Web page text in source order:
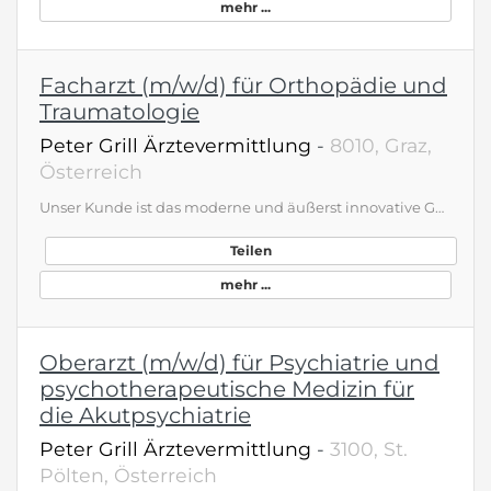
mehr ...
Facharzt (m/w/d) für Orthopädie und
Traumatologie
Peter Grill Ärztevermittlung - 8010, Graz,
Österreich
Unser Kunde ist das moderne und äußerst innovative Gesundheitsressort in den Alpen. Es bietet rund 70 Gästen Spitzenmedizin, ist universitär angebunden und in einer der schönsten Regionen, dem Salzkammergut, in Österreich gelegen, in einer beliebten Winter- und Sommersportregion im alpinen Nahfeld. Wir suchen die/den Facharzt (m/w/d) für Orthopädie und TraumatologieDas vielfach als World‘s Best Medical Spa ausgezeichnete private Gesundheitsressort bietet seinen Gästen höchsten Komfort mit angeschlossenem 5 Sterne Hotelbetrieb, der Erholung garantiert. Im Fokus steht echte, spürbare Transformation – hin zu mehr Gesundheit, innerem Gleichgewicht und gesteigerter Lebensqualität. Das Konzept basiert auf personalisierter Ernährung und modernster Longevity-Medizin. Jeder Gast erhält so einen maßgeschneiderten Therapieplan - in enger Zusammenarbeit mit Experten der Diagnostik, Ernährung, Sportwissenschaft, Massage, Psychologie und Hydrotherapie. Geboten wird: Verantwortliche, ärztliche Aufgabe als fixer Ansprechpartner für den jeweiligen Gast Fokus auf Prävention, Vitalität, Aktivierung der Selbstheilungskräfte und nachhaltige Gesundheit Umfangreiche Fortbildungsmöglichkeiten Ausgezeichnete Bezahlung bei Vollzeit üblicher JahresbruttoGESAMTbezug bei Vollzeit &gt; 154.000 Euro, nach 12 Monaten 168.000 Euro Teilzeit mit 3 Wochen arbeiten / 1 Woche frei p.m. möglich Keine vertragliche Befristung Gesucht wird eine teamorientierte Persönlichkeit mit abgeschlossener Facharztausbildung. Zusatz-ausbildung in Naturheilkunde ist wünschenswert; Erfahrung in Diagnostik, Orthomolekularmedizin, Funktioneller Myodiagnostik und / oder F.X. Mayr Therapie von Vorteil, aber nicht verpflichtend. Sie möchten Ihre medizinische Expertise mit einem ganzheitlichen Ansatz und der bewährten F.X. Mayr – Medizin verbinden, um die Vitalität, mentale Resilienz und gesunde Lebensspanne zu erhöhen? Dann nehmen Sie mit uns Kontakt auf!
Teilen
mehr ...
Oberarzt (m/w/d) für Psychiatrie und
psychotherapeutische Medizin für
die Akutpsychiatrie
Peter Grill Ärztevermittlung - 3100, St.
Pölten, Österreich